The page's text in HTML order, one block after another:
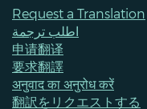
Request a Translation
اطلب ترجمة
申请翻译
要求翻譯
अनुवाद का अनुरोध करें
翻訳をリクエストする